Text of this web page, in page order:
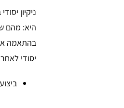
ניקיון
היא: מהם
בהתאמה
יסודי